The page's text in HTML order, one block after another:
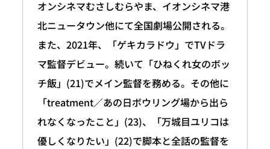
オンシネマむさしむらやま、イオンシネマ港
北ニュータウン他にて全国劇場公開される。
また、2021年、「ゲキカラドウ」でTVドラ
マ監督デビュー。続いて「ひねくれ女のボッ
チ飯」(21)でメイン監督を務める。その他に
「treatment／あの日ボウリング場から出ら
れなくなったこと」(23)、「万城目ユリコは
優しくなりたい」(22)で脚本と全話の監督を